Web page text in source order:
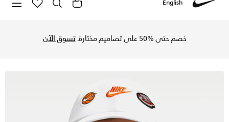
English
خصم حتى %50 على تصاميم مختارة. تسوق الآن